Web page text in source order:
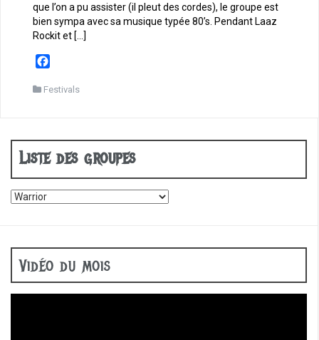
que l’on a pu assister (il pleut des cordes), le groupe est
bien sympa avec sa musique typée 80’s. Pendant Laaz
Rockit et […]
c
k
Festivals
Liste des groupes
Vidéo du mois